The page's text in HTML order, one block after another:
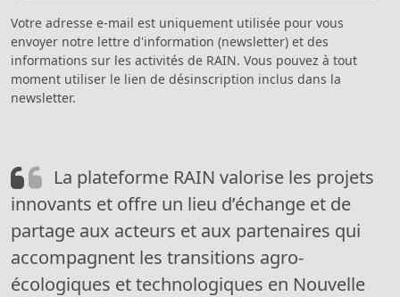
Votre adresse e-mail est uniquement utilisée pour vous
envoyer notre lettre d'information (newsletter) et des
informations sur les activités de RAIN. Vous pouvez à tout
moment utiliser le lien de désinscription inclus dans la
newsletter.
La plateforme RAIN valorise les projets
innovants et offre un lieu d’échange et de
partage aux acteurs et aux partenaires qui
accompagnent les transitions agro-
écologiques et technologiques en Nouvelle